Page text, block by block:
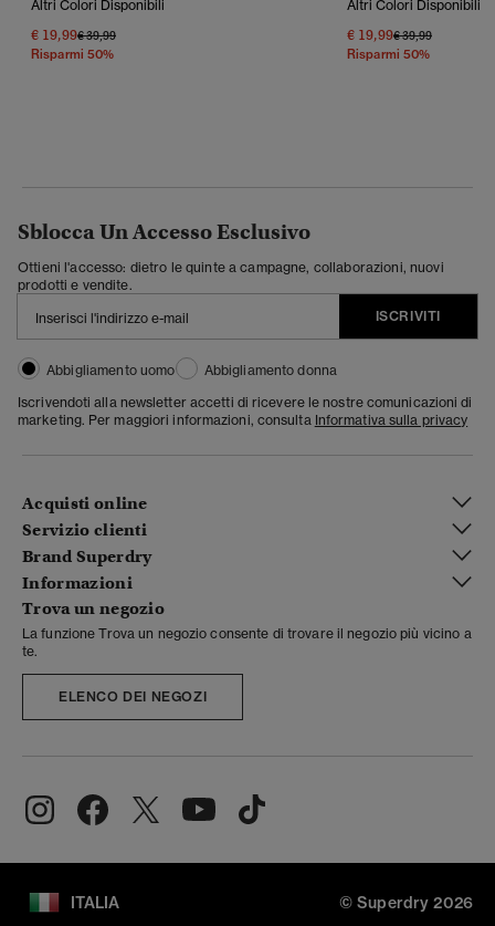
Altri Colori Disponibili
€ 19,99Prezzo Ridotto Da
€ 39,99A
Risparmi 50%
Altri Colori Disponibili
€ 19,99Prezzo Ridotto Da
€ 39,99A
Risparmi 50%
Sblocca Un Accesso Esclusivo
Ottieni l'accesso: dietro le quinte a campagne, collaborazioni, nuovi
prodotti e vendite.
ISCRIVITI
Abbigliamento uomo
Abbigliamento donna
Iscrivendoti alla newsletter accetti di ricevere le nostre comunicazioni di
marketing. Per maggiori informazioni, consulta Informativa sulla privacy
Acquisti online
Servizio clienti
Brand Superdry
Informazioni
Trova un negozio
La funzione Trova un negozio consente di trovare il negozio più vicino a
te.
ELENCO DEI NEGOZI
ITALIA © Superdry 2026